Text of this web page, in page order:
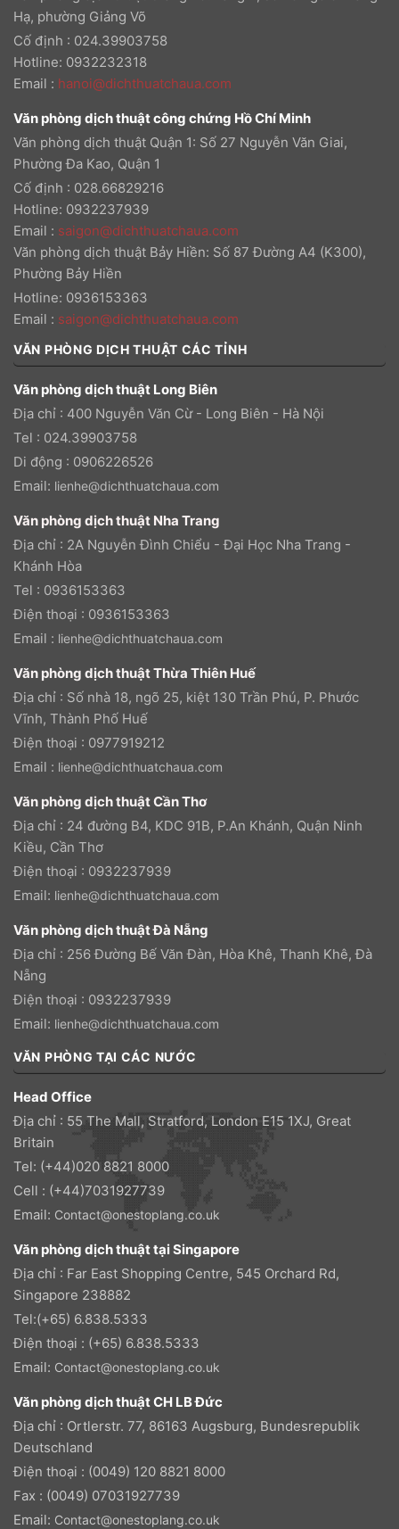
Hạ, phường Giảng Võ
Cố định : 024.39903758
Hotline: 0932232318
Email : hanoi@dichthuatchaua.com
Văn phòng dịch thuật công chứng Hồ Chí Minh
Văn phòng dịch thuật Quận 1: Số 27 Nguyễn Văn Giai,
Phường Đa Kao, Quận 1
Cố định : 028.66829216
Hotline: 0932237939
Email : saigon@dichthuatchaua.com
Văn phòng dịch thuật Bảy Hiền: Số 87 Đường A4 (K300),
Phường Bảy Hiền
Hotline: 0936153363
Email : saigon@dichthuatchaua.com
VĂN PHÒNG DỊCH THUẬT CÁC TỈNH
Văn phòng dịch thuật Long Biên
Địa chỉ : 400 Nguyễn Văn Cừ - Long Biên - Hà Nội
Tel : 024.39903758
Di động : 0906226526
Email: lienhe@dichthuatchaua.com
Văn phòng dịch thuật Nha Trang
Địa chỉ : 2A Nguyễn Đình Chiểu - Đại Học Nha Trang -
Khánh Hòa
Tel : 0936153363
Điện thoại : 0936153363
Email : lienhe@dichthuatchaua.com
Văn phòng dịch thuật Thừa Thiên Huế
Địa chỉ : Số nhà 18, ngõ 25, kiệt 130 Trần Phú, P. Phước
Vĩnh, Thành Phố Huế
Điện thoại : 0977919212
Email : lienhe@dichthuatchaua.com
Văn phòng dịch thuật Cần Thơ
Địa chỉ : 24 đường B4, KDC 91B, P.An Khánh, Quận Ninh
Kiều, Cần Thơ
Điện thoại : 0932237939
Email: lienhe@dichthuatchaua.com
Văn phòng dịch thuật Đà Nẵng
Địa chỉ : 256 Đường Bế Văn Đàn, Hòa Khê, Thanh Khê, Đà
Nẵng
Điện thoại : 0932237939
Email: lienhe@dichthuatchaua.com
VĂN PHÒNG TẠI CÁC NƯỚC
Head Office
Địa chỉ : 55 The Mall, Stratford, London E15 1XJ, Great
Britain
Tel: (+44)020 8821 8000
Cell : (+44)7031927739
Email: Contact@onestoplang.co.uk
Văn phòng dịch thuật tại Singapore
Địa chỉ : Far East Shopping Centre, 545 Orchard Rd,
Singapore 238882
Tel:(+65) 6.838.5333
Điện thoại : (+65) 6.838.5333
Email: Contact@onestoplang.co.uk
Văn phòng dịch thuật CH LB Đức
Địa chỉ : Ortlerstr. 77, 86163 Augsburg, Bundesrepublik
Deutschland
Điện thoại : (0049) 120 8821 8000
Fax : (0049) 07031927739
Email: Contact@onestoplang.co.uk